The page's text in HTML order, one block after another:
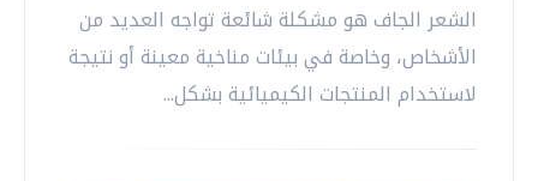
الشعر الجاف هو مشكلة شائعة تواجه العديد من
الأشخاص، وخاصة في بيئات مناخية معينة أو نتيجة
لاستخدام المنتجات الكيميائية بشكل...